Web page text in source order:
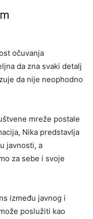
očuvanja
da zna svaki detalj
da nije neophodno
mreže postale
Nika predstavlja
javnosti, a
za sebe i svoje
između javnog i
poslužiti kao